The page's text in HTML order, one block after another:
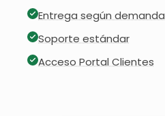
Entrega según demanda
Soporte estándar
Acceso Portal Clientes